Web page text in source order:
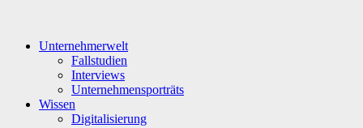
Unternehmerwelt
Fallstudien
Interviews
Unternehmensporträts
Wissen
Digitalisierung